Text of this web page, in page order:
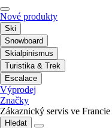
Nové produkty
Ski
Snowboard
Skialpinismus
Turistika & Trek
Escalace
Výprodej
Značky
Zákaznický servis ve Francie
Hledat